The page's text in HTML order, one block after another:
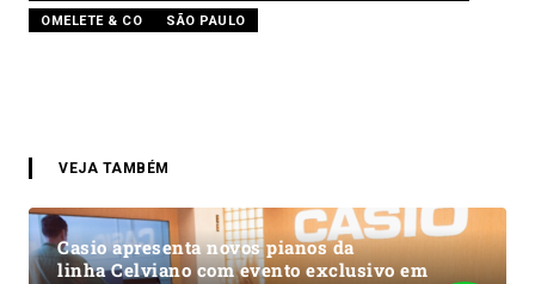
OMELETE & CO
SÃO PAULO
VEJA TAMBÉM
Casio apresenta novos pianos da
linha Celviano com evento exclusivo em